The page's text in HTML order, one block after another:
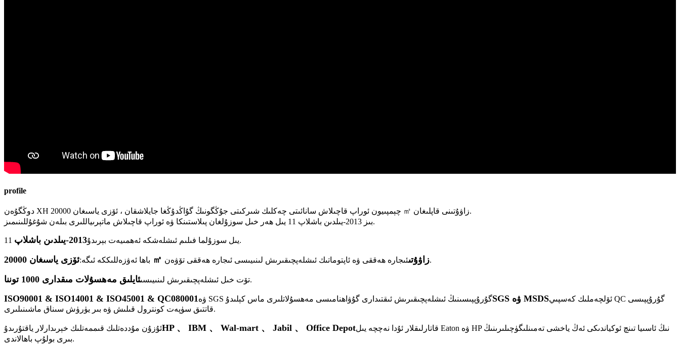
profile
دوڭگۇەن XH چېمپىيون ئوراپ قاچىلاش سانائىتى چەكلىك شىركىتى جۇڭگونىڭ گۇاڭدۇڭغا جايلاشقان ، ئۆزى ياسىغان 20000 ㎡ زاۋۇتىنى قاپلىغان.
بىز 2013-يىلدىن باشلاپ 11 يىل ھەر خىل سوزۇلغان پىلاستىنكا ۋە ئوراپ قاچىلاش ماتېرىياللىرى بىلەن شۇغۇللىنىمىز.
11 يىل سوزۇلما فىلىم ئىشلەشكە ئەھمىيەت بېرىدۇ2013-يىلدىن باشلاپ .
باھا ئەۋزەللىككە ئىگە: ئۆزى ياسىغان 20000 ㎡ زاۋۇتىئىجارە ھەققى ۋە ئاپتوماتىك ئىشلەپچىقىرىش لىنىيىسى ئىجارە ھەققى تۆۋەن.
تۆت خىل ئىشلەپچىقىرىش لىنىيىسىئايلىق مەھسۇلات مىقدارى 1000 توننا .
ISO90001 & ISO14001 & ISO45001 & QC080001 ۋە SGS گۇرۇپپىسىنىڭ ئىشلەپچىقىرىش ئىقتىدارى گۇۋاھنامىسى مەھسۇلاتلىرى ماس كېلىدۇ SGS ۋە MSDSئۆلچەملىك كەسپىي QC گۇرۇپپىسى
قاتتىق سۈپەت كونترول قىلىش ۋە بىر يۈرۈش سىناق ماشىنىلىرى.
ئۇزۇن مۇددەتلىك قىممەتلىك خېرىدارلار ياقتۇرىدۇHP 、 IBM 、 Wal-mart 、 Jabil 、 Office Depotقاتارلىقلار ئۇدا نەچچە يىل Eaton ۋە HP نىڭ ئاسىيا تىنچ ئوكياندىكى ئەڭ ياخشى تەمىنلىگۈچىلىرىنىڭ
بىرى بولۇپ باھالاندى.